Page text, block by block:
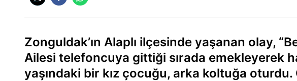
Zonguldak’ın Alaplı ilçesinde yaşanan olay,
Ailesi telefoncuya gittiği sırada emekleyerek
yaşındaki bir kız çocuğu, arka koltuğa